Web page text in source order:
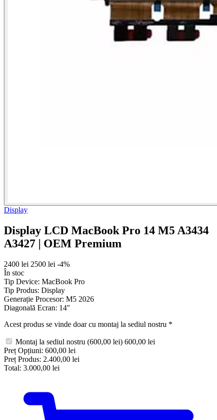
Display
Display LCD MacBook Pro 14 M5 A3434
A3427 | OEM Premium
2400 lei 2500 lei -4%
În stoc
Tip Device: MacBook Pro
Tip Produs: Display
Generație Procesor: M5 2026
Diagonală Ecran: 14"
Acest produs se vinde doar cu montaj la sediul nostru *
Montaj la sediul nostru (600,00 lei) 600,00 lei
Preț Opțiuni: 600,00 lei
Preț Produs: 2.400,00 lei
Total: 3.000,00 lei